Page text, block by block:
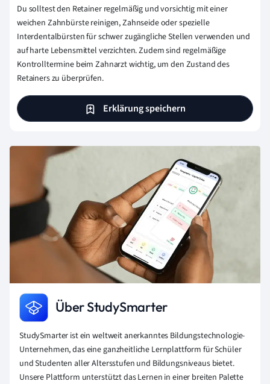
Du solltest den Retainer regelmäßig und vorsichtig mit einer
weichen Zahnbürste reinigen, Zahnseide oder spezielle
Interdentalbürsten für schwer zugängliche Stellen verwenden und
auf harte Lebensmittel verzichten. Zudem sind regelmäßige
Kontrolltermine beim Zahnarzt wichtig, um den Zustand des
Retainers zu überprüfen.
Erklärung speichern
Über StudySmarter
StudySmarter ist ein weltweit anerkanntes Bildungstechnologie-
Unternehmen, das eine ganzheitliche Lernplattform für Schüler
und Studenten aller Altersstufen und Bildungsniveaus bietet.
Unsere Plattform unterstützt das Lernen in einer breiten Palette